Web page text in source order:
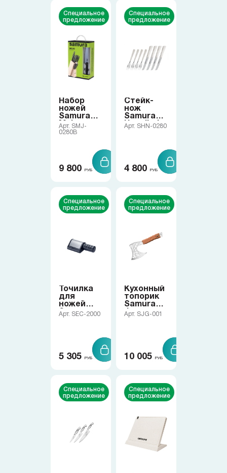
+7 (985) 682 65 26
Интернет-магазин (пн-пт 9-18)
+7 (495) 280 73 80
Интернет-магазин
Samura в соцсетях
Специальное
предложение
Набор
ножей
Samura
Mojo
Арт. SMJ-
0280B
9 800 РУБ
Специальное
предложение
Стейк-
нож
Samura
Hannibal
Арт. SHN-0280
4 800 РУБ
Специальное
предложение
Точилка
для
ножей
Samura
Арт. SEC-2000
5 305 РУБ
Специальное
предложение
Кухонный
топорик
Samura
Juggernaut
Арт. SJG-001
10 005 РУБ
Специальное
предложение
Специальное
предложение